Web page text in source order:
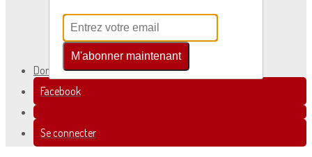
Agenda
Contact
Adhérer
Galerie photos
Dons
▾
Facebook
Se connecter
M'abonner maintenant